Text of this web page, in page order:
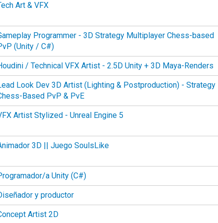
Art & VFX
Programmer - 3D Strategy Multiplayer Chess-based
(Unity / C#)
/ Technical VFX Artist - 2.5D Unity + 3D Maya-Renders
Look Dev 3D Artist (Lighting & Postproduction) - Strategy
Based PvP & PvE
Artist Stylized - Unreal Engine 5
3D || Juego SoulsLike
a Unity (C#)
y productor
Artist 2D